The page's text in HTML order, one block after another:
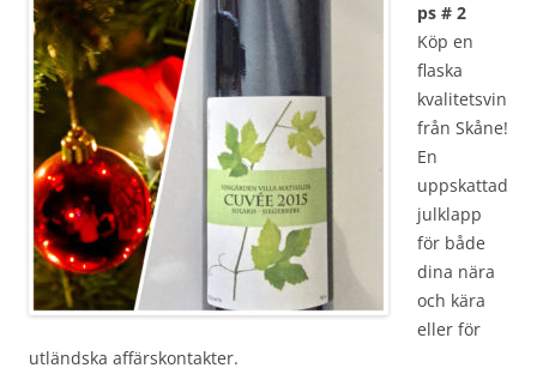
ps # 2
Köp en
flaska
kvalitetsvin
från Skåne!
En
uppskattad
julklapp
för både
dina nära
och kära
eller för
utländska affärskontakter.